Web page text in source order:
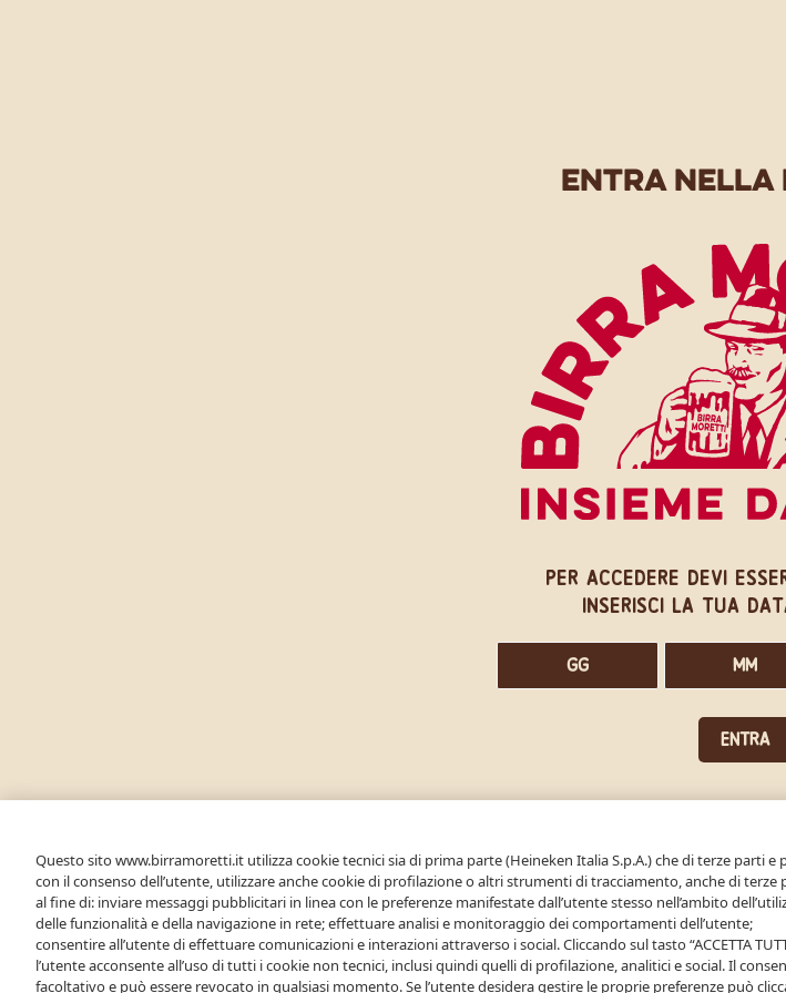
entra nella
per accedere devi
inserisci la tua
ENTRA
Questo sito www.birramoretti.it utilizza cookie tecnici sia di prima parte (Heineken Italia S.p.A.) che di terze parti e
con il consenso dell’utente, utilizzare anche cookie di profilazione o altri strumenti di tracciamento, anche di terze
al fine di: inviare messaggi pubblicitari in linea con le preferenze manifestate dall’utente stesso nell’ambito
delle funzionalità e della navigazione in rete; effettuare analisi e monitoraggio dei comportamenti dell’utente;
consentire all’utente di effettuare comunicazioni e interazioni attraverso i social. Cliccando sul tasto “ACCETTA
l’utente acconsente all’uso di tutti i cookie non tecnici, inclusi quindi quelli di profilazione, analitici e social. Il
facoltativo e può essere revocato in qualsiasi momento. Se l’utente desidera gestire le proprie preferenze può